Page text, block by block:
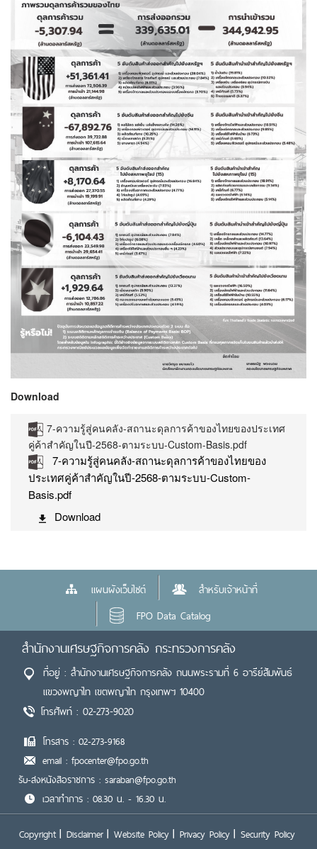
Download
7-ความรู้สู่คนคลัง-สถานะดุลการค้าของไทยของประเทศ
คู่ค้าสำคัญในปี-2568-ตามระบบ-Custom-Basis.pdf
7-ความรู้สู่คนคลัง-สถานะดุลการค้าของไทยของ
ประเทศคู่ค้าสำคัญในปี-2568-ตามระบบ-Custom-
Basis.pdf
Download
แผนผังเว็บไซต์
สำหรับเจ้าหน้าที่
FPO Data Catalog
สำนักงานเศรษฐกิจการคลัง กระทรวงการคลัง
ที่อยู่ : สำนักงานเศรษฐกิจการคลัง ถนนพระรามที่ 6 อารีย์สัมพันธ์
แขวงพญาไท เขตพญาไท กรุงเทพฯ 10400
โทรศัพท์ : 02-273-9020
โทรสาร : 02-273-9168
email : fpocenter@fpo.go.th
รับ-ส่งหนังสือราชการ : saraban@fpo.go.th
เวลาทำการ : 08.30 น. - 16.30 น.
Copyright Disclaimer Website Policy Privacy Policy Security Policy